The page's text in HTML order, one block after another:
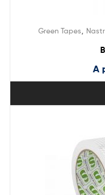
Green Tapes
A